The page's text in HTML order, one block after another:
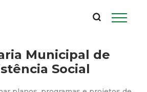
Municipal de
Social